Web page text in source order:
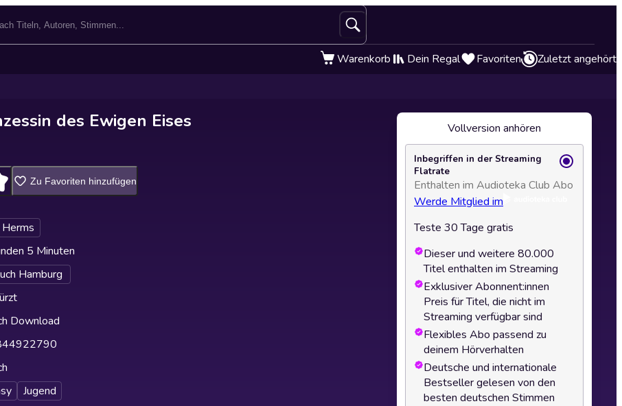
Warenkorb Dein Regal Favoriten Zuletzt angehört
des Ewigen Eises
Zu Favoriten hinzufügen
5 Minuten
Hamburg
Download
Jugend
Vollversion anhören
Inbegriffen in der Streaming
Flatrate
Enthalten im Audioteka Club Abo
Werde Mitglied im
Teste 30 Tage gratis
Dieser und weitere 80.000
Titel enthalten im Streaming
Exklusiver Abonnent:innen
Preis für Titel, die nicht im
Streaming verfügbar sind
Flexibles Abo passend zu
deinem Hörverhalten
Deutsche und internationale
Bestseller gelesen von den
besten deutschen Stimmen